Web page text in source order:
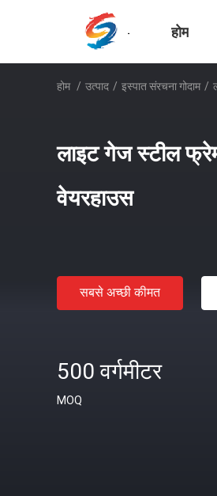
होम
होम / उत्पाद / इस्पात संरचना गोदाम /
​लाइट गेज स्टील
वेयरहाउस
सबसे अच्छी कीमत
500 वर्गमीटर
MOQ